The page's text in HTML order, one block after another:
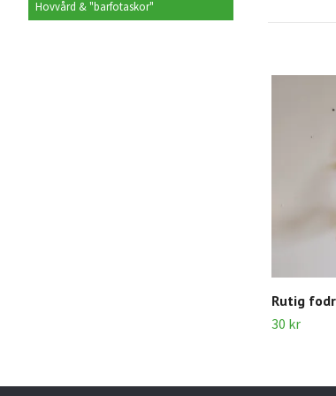
Hovvård & "barfotaskor"
Rutig
30 kr